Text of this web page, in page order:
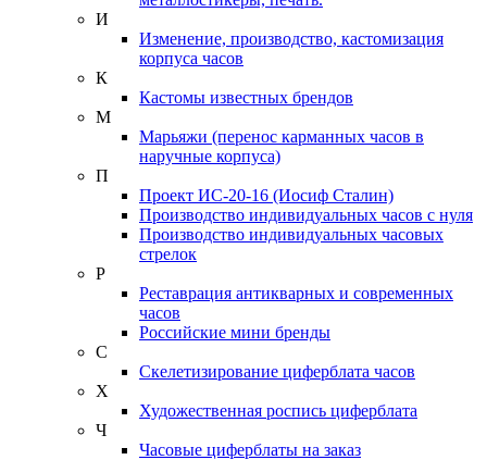
И
Изменение, производство, кастомизация
корпуса часов
К
Кастомы известных брендов
М
Марьяжи (перенос карманных часов в
наручные корпуса)
П
Проект ИС-20-16 (Иосиф Сталин)
Производство индивидуальных часов с нуля
Производство индивидуальных часовых
стрелок
Р
Реставрация антикварных и современных
часов
Российские мини бренды
С
Скелетизирование циферблата часов
Х
Художественная роспись циферблата
Ч
Часовые циферблаты на заказ